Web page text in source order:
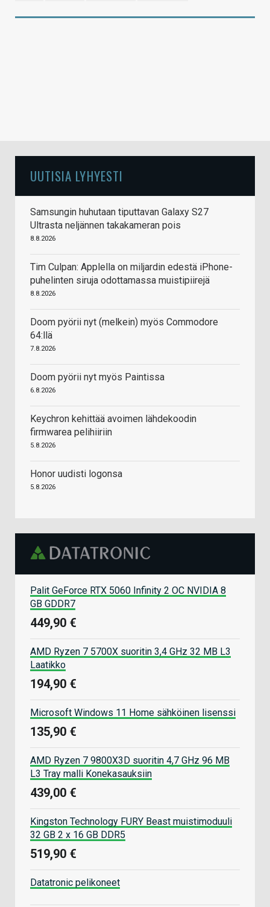
UUTISIA LYHYESTI
Samsungin huhutaan tiputtavan Galaxy S27
Ultrasta neljännen takakameran pois
8.8.2026
Tim Culpan: Applella on miljardin edestä iPhone-
puhelinten siruja odottamassa muistipiirejä
8.8.2026
Doom pyörii nyt (melkein) myös Commodore
64:llä
7.8.2026
Doom pyörii nyt myös Paintissa
6.8.2026
Keychron kehittää avoimen lähdekoodin
firmwarea pelihiiriin
5.8.2026
Honor uudisti logonsa
5.8.2026
Palit GeForce RTX 5060 Infinity 2 OC NVIDIA 8
GB GDDR7
449,90 €
AMD Ryzen 7 5700X suoritin 3,4 GHz 32 MB L3
Laatikko
194,90 €
Microsoft Windows 11 Home sähköinen lisenssi
135,90 €
AMD Ryzen 7 9800X3D suoritin 4,7 GHz 96 MB
L3 Tray malli Konekasauksiin
439,00 €
Kingston Technology FURY Beast muistimoduuli
32 GB 2 x 16 GB DDR5
519,90 €
Datatronic pelikoneet